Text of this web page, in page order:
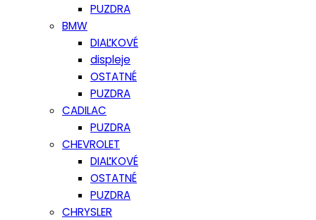
PUZDRA
BMW
DIAĽKOVÉ
displeje
OSTATNÉ
PUZDRA
CADILAC
PUZDRA
CHEVROLET
DIAĽKOVÉ
OSTATNÉ
PUZDRA
CHRYSLER